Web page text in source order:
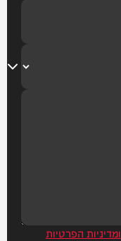
ומדיניות הפרטיות